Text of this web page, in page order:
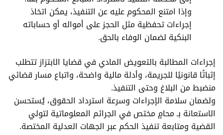
وإذا امتنع المحكوم عليه عن التنفيذ، يمكن اتخاذ
إجراءات تحفظية مثل الحجز على أمواله أو حساباته
البنكية لضمان الوفاء بالحق.
إجراءات المطالبة بالتعويض المادي في قضايا الابتزاز تتطلب
إثباتًا قانونيًا للجريمة، وأدلة مالية واضحة، واتباع مسار قضائي
منضبط من البلاغ وحتى التنفيذ.
ولضمان سلامة الإجراءات وسرعة استرداد الحقوق، يُستحسن
الاستعانة بـ محامٍ مختص في الجرائم المعلوماتية لتولي
القضية ومتابعة تنفيذ الحكم عبر الجهات العدلية المختصة.